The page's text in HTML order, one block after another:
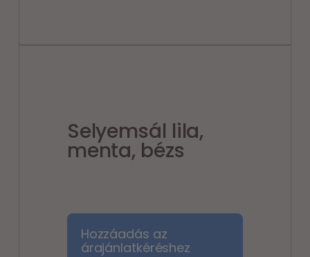
Selyemsál lila,
menta, bézs
Hozzáadás az
árajánlatkéréshez